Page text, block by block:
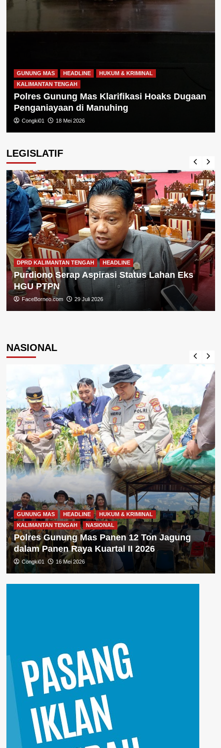
GUNUNG MAS HEADLINE
HUKUM & KRIMINAL
KALIMANTAN TENGAH
Polres Gunung Mas Klarifikasi Hoaks Dugaan
Penganiayaan di Manuhing
Congki01 18 Mei 2026
LEGISLATIF
DPRD KALIMANTAN TENGAH HEADLINE
Purdiono Serap Aspirasi Status Lahan Eks
HGU PTPN
FaceBorneo.com 29 Juli 2026
NASIONAL
GUNUNG MAS HEADLINE
HUKUM & KRIMINAL
KALIMANTAN TENGAH
NASIONAL
Polres Gunung Mas Panen 12 Ton Jagung
dalam Panen Raya Kuartal II 2026
Congki01 16 Mei 2026